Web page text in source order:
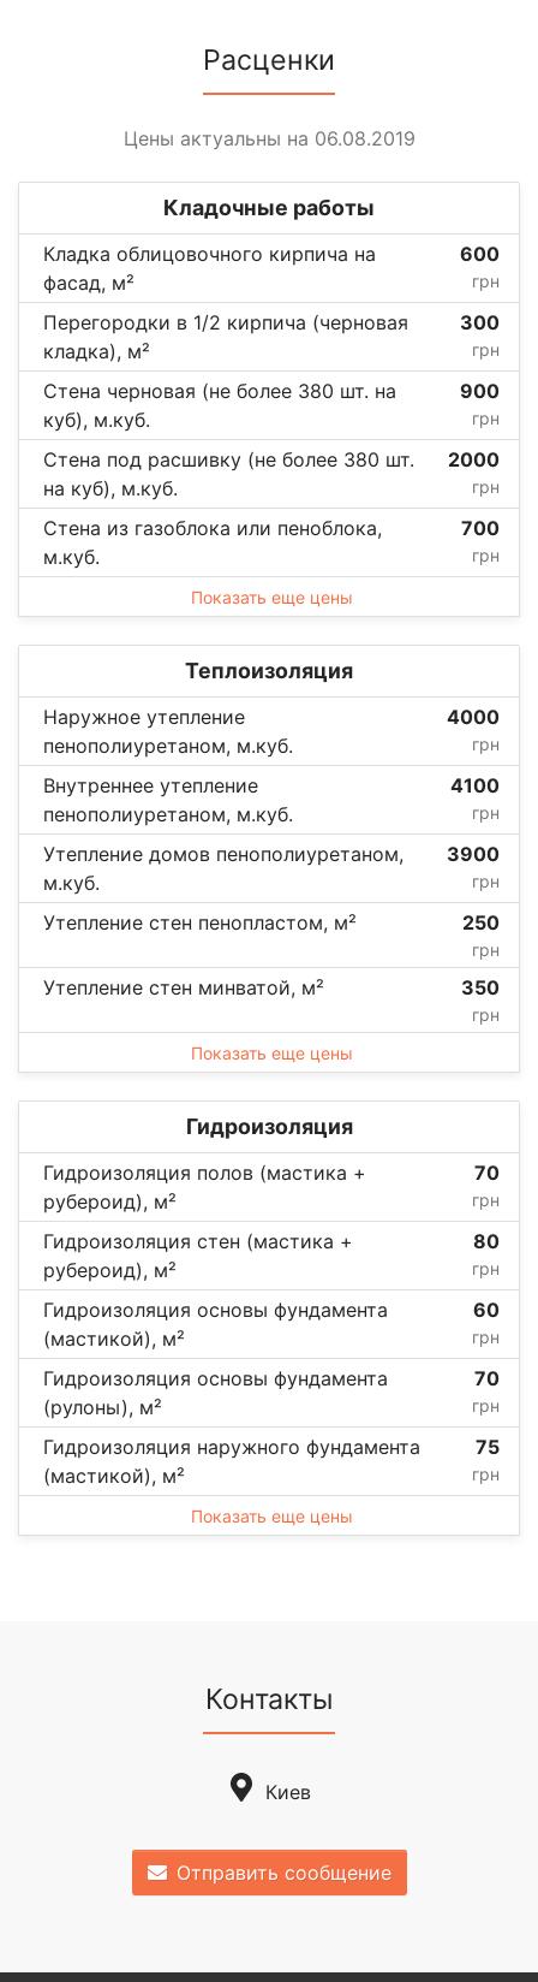
Расценки
Цены актуальны на 06.08.2019
Кладочные работы
Кладка облицовочного кирпича на
фасад, м²
600
грн
Перегородки в 1/2 кирпича (черновая
кладка), м²
300
грн
Стена черновая (не более 380 шт. на
куб), м.куб.
900
грн
Стена под расшивку (не более 380 шт.
на куб), м.куб.
2000
грн
Стена из газоблока или пеноблока,
м.куб.
700
грн
Показать еще цены
Теплоизоляция
Наружное утепление
пенополиуретаном, м.куб.
4000
грн
Внутреннее утепление
пенополиуретаном, м.куб.
4100
грн
Утепление домов пенополиуретаном,
м.куб.
3900
грн
Утепление стен пенопластом, м² 250
грн
Утепление стен минватой, м² 350
грн
Показать еще цены
Гидроизоляция
Гидроизоляция полов (мастика +
рубероид), м²
70
грн
Гидроизоляция стен (мастика +
рубероид), м²
80
грн
Гидроизоляция основы фундамента
(мастикой), м²
60
грн
Гидроизоляция основы фундамента
(рулоны), м²
70
грн
Гидроизоляция наружного фундамента
(мастикой), м²
75
грн
Показать еще цены
Контакты
Киев
Отправить сообщение